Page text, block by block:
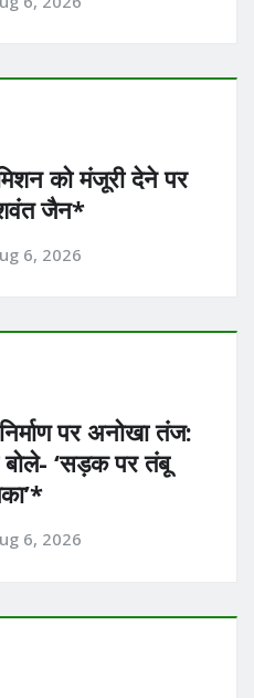
को मंजूरी देने पर
जैन*
6, 2026
पर अनोखा तंज:
बोले- ‘सड़क पर तंबू
6, 2026